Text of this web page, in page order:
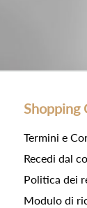
Shopping
Termini e
Recedi dal
Politica dei
Modulo di